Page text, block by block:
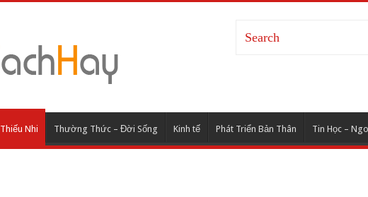
Thiếu Nhi Thường Thức – Đời Sống Kinh tế Phát Triển Bản Thân Tin Học –